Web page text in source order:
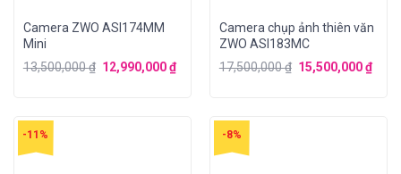
Camera ZWO ASI174MM
Mini
13,500,000₫ 12,990,000₫
Camera chụp ảnh thiên văn
ZWO ASI183MC
17,500,000₫ 15,500,000₫
-11% -8%